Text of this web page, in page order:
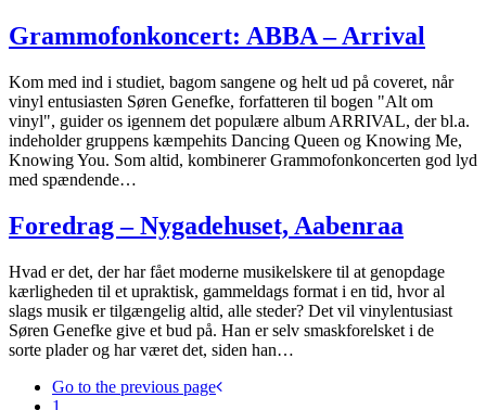
Grammofonkoncert: ABBA – Arrival
Kom med ind i studiet, bagom sangene og helt ud på coveret, når
vinyl entusiasten Søren Genefke, forfatteren til bogen "Alt om
vinyl", guider os igennem det populære album ARRIVAL, der bl.a.
indeholder gruppens kæmpehits Dancing Queen og Knowing Me,
Knowing You. Som altid, kombinerer Grammofonkoncerten god lyd
med spændende…
Foredrag – Nygadehuset, Aabenraa
Hvad er det, der har fået moderne musikelskere til at genopdage
kærligheden til et upraktisk, gammeldags format i en tid, hvor al
slags musik er tilgængelig altid, alle steder? Det vil vinylentusiast
Søren Genefke give et bud på. Han er selv smaskforelsket i de
sorte plader og har været det, siden han…
Go to the previous page
1